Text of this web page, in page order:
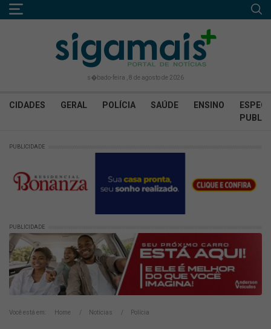
s�bado-feira , 8 de agosto de 2026
CIDADES GERAL POLÍCIA SAÚDE ENSINO
PUBLICIDADE
PUBLICIDADE
Você está em: Home Notícias Polícia